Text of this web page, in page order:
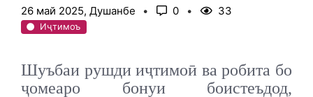
26 май 2025, Душанбе 0 33
Иҷтимоъ
Шуъбаи рушди иҷтимоӣ ва робита бо
ҷомеаро бонуи боистеъдод,